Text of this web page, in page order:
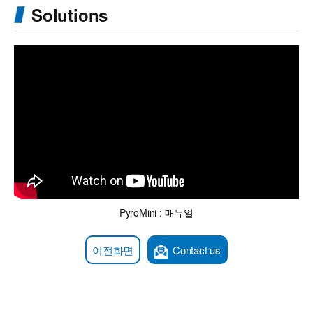
Solutions
PyroMini : 매뉴얼
이전화면 Contact us